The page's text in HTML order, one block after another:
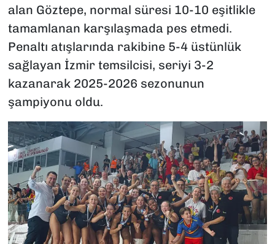
alan Göztepe, normal süresi 10-10 eşitlikle
tamamlanan karşılaşmada pes etmedi.
Penaltı atışlarında rakibine 5-4 üstünlük
sağlayan İzmir temsilcisi, seriyi 3-2
kazanarak 2025-2026 sezonunun
şampiyonu oldu.